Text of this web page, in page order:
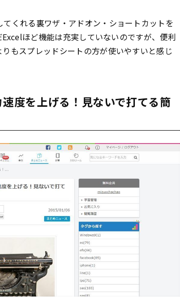
くれる裏ワザ・アドオン・ショートカットを
ほど機能は充実していないのですが、便利
もスプレッドシートの方が使いやすいと感じ
度を上げる！見ないで打てる簡